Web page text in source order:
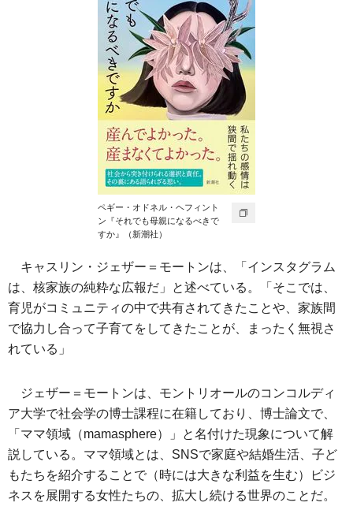
ペギー・オドネル・ヘフィント
ン『それでも母親になるべきで
すか』（新潮社）
キャスリン・ジェザー＝モートンは、「インスタグラム
は、核家族の純粋な広報だ」と述べている。「そこでは、
育児がコミュニティの中で共有されてきたことや、家族間
で協力し合って子育てをしてきたことが、まったく無視さ
れている」
ジェザー＝モートンは、モントリオールのコンコルディ
ア大学で社会学の博士課程に在籍しており、博士論文で、
「ママ領域（mamasphere）」と名付けた現象について解
説している。ママ領域とは、SNSで家庭や結婚生活、子ど
もたちを紹介することで（時には大きな利益を生む）ビジ
ネスを展開する女性たちの、拡大し続ける世界のことだ。